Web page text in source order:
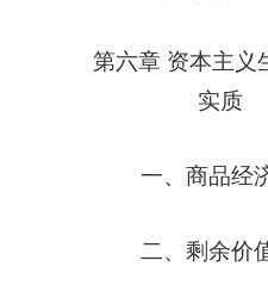
第六章 资本主义
实质
一、商品经
二、剩余价